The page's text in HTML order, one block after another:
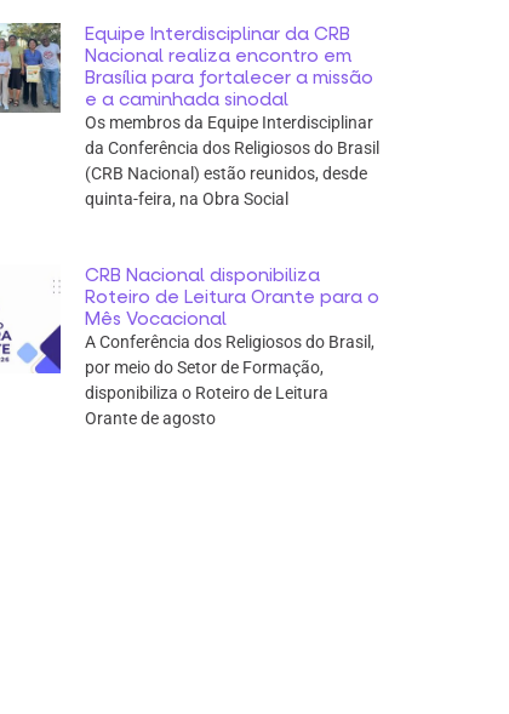
Equipe Interdisciplinar da CRB
Nacional realiza encontro em
Brasília para fortalecer a missão
e a caminhada sinodal
Os membros da Equipe Interdisciplinar
da Conferência dos Religiosos do Brasil
(CRB Nacional) estão reunidos, desde
quinta-feira, na Obra Social
CRB Nacional disponibiliza
Roteiro de Leitura Orante para o
Mês Vocacional
A Conferência dos Religiosos do Brasil,
por meio do Setor de Formação,
disponibiliza o Roteiro de Leitura
Orante de agosto